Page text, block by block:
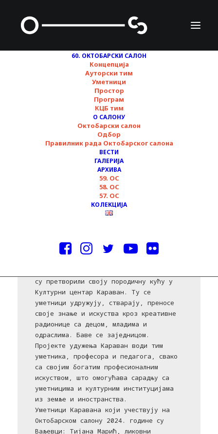
60. ОКТОБАРСКИ САЛОН
Концепција
Ауторски тим
Уметници
Простор
Програм
КЦБ тим
О САЛОНУ
Октобарски салон
Одбор
Правилник рада Октобарског салона
ВЕСТИ
ГАЛЕРИЈА
АРХИВА
59. ОС
58. ОС
57. ОС
КОЛЕКЦИЈА
фотографија/ захвалност © Иван
Уметничко удружење Караван основано је
су претворили своју породичну кућу у
Kултурни центар Караван. Ту се
уметници удружују, стварају, преносе
своје знање и искуства кроз креативне
радионице са децом, младима и
одраслима. Баве се заједницом.
Пројекте удужења Караван води тим
уметника, професора и педагога, свако
са својим богатим професионалним
искуством, што омогућава сарадњу са
уметницима и културним институцијама
из земље и иностранства.
Уметници Каравана који учествују на
Октобарском салону 2024. године су
Ваљевци: Тијана Марић, ликовни